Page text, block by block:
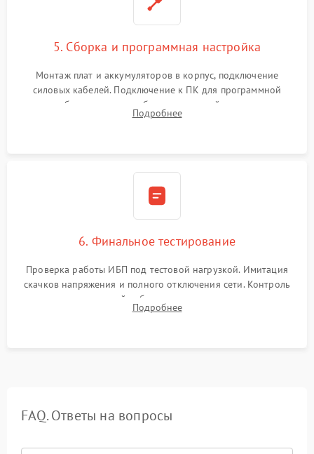
5. Сборка и программная настройка
Монтаж плат и аккумуляторов в корпус, подключение
силовых кабелей. Подключение к ПК для программной
калибровки констант батареи, настройки порогов
срабатывания AVR и сброса счетчиков старения АКБ.
Подробнее
6. Финальное тестирование
Проверка работы ИБП под тестовой нагрузкой. Имитация
скачков напряжения и полного отключения сети. Контроль
времени автономной работы, температурного режима и
корректности формы выходного сигнала.
Подробнее
FAQ. Ответы на вопросы